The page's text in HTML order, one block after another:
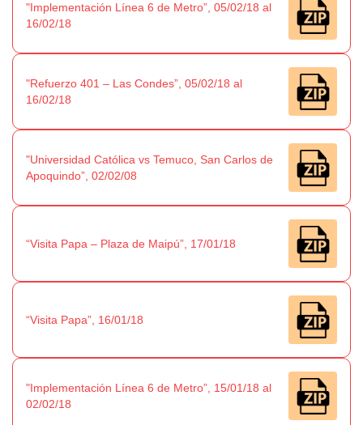
"Implementación Línea 6 de Metro”, 05/02/18 al
16/02/18
"Refuerzo 401 – Las Condes”, 05/02/18 al
16/02/18
"Universidad Católica vs Temuco, San Carlos de
Apoquindo”, 02/02/08
“Visita Papa – Plaza de Maipú”, 17/01/18
“Visita Papa”, 16/01/18
"Implementación Línea 6 de Metro”, 15/01/18 al
02/02/18